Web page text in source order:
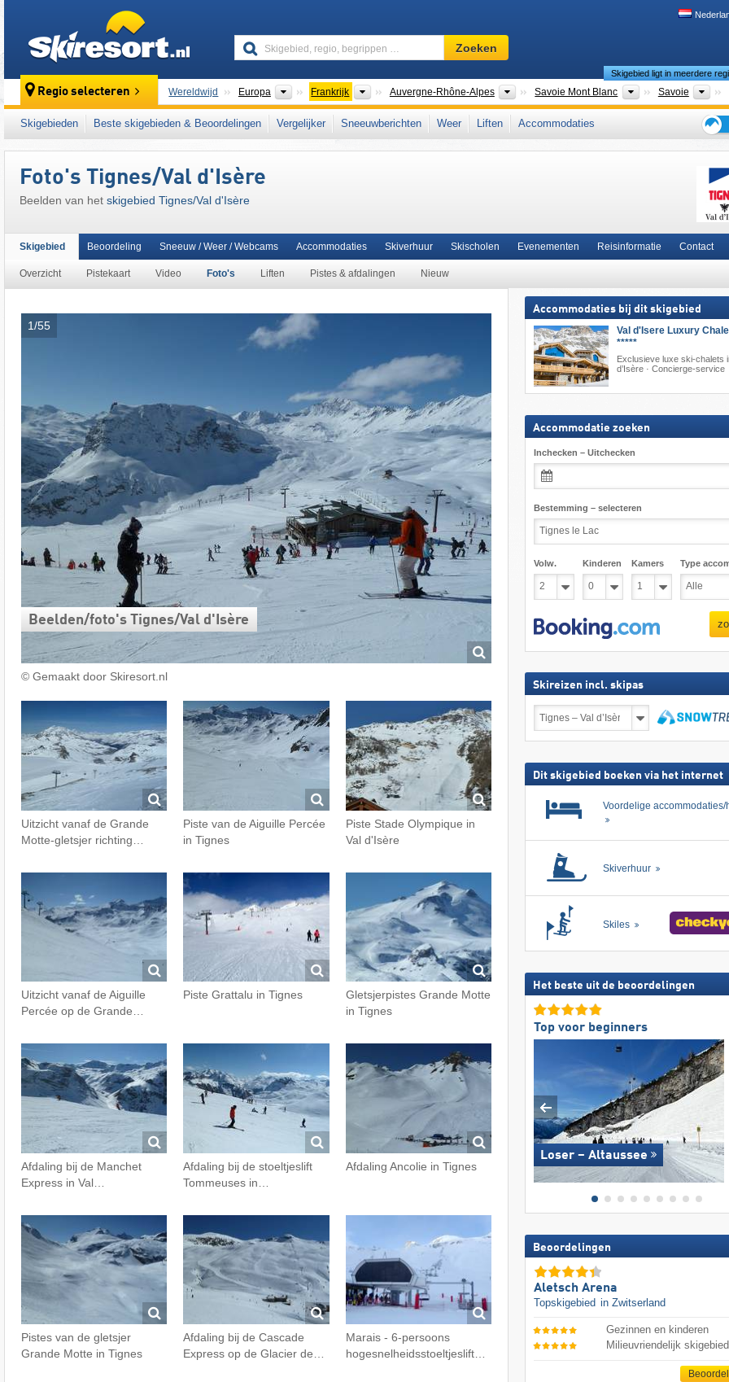
Skigebied,
regio,
…
Zoeken
Regio selecteren Wereldwijd Europa Continenten
Frankrijk LandenAuvergne-Rhône-Alpes Nieuwe regio's
Savoie Mont Blanc Toeristische
Savoie
Skigebied ligt in meerdere
Dit skigebied ligt ook in: dal van de Isère, Vanoise Grajische Alpen noordelijke Franse Alpen Franse Alpen,
Alpen West-Europa
Skigebieden Beste skigebieden & Beoordelingen Vergelijker Sneeuwberichten Weer Liften
Accommodaties
Foto's Tignes/​Val d'Isère
Beelden van het skigebied Tignes/​Val d'Isère
Skigebied
Overzicht Pistekaart Video Foto's Liften Pistes & afdalingen Nieuw
Beoordeling Sneeuw / Weer / Webcams Accommodaties Skiverhuur Skischolen Evenementen Reisinformatie Contact
1/55
Beelden/​foto's Tignes/​Val d'Isère
© Gemaakt door Skiresort.nl
Uitzicht vanaf de Grande
Motte-gletsjer richting…
Piste van de Aiguille Percée
in Tignes
Piste Stade Olympique in
Val d'Isère
Uitzicht vanaf de Aiguille
Percée op de Grande…
Piste Grattalu in Tignes
Gletsjerpistes Grande Motte
in Tignes
Afdaling bij de Manchet
Express in Val…
Afdaling bij de stoeltjeslift
Tommeuses in…
Afdaling Ancolie in Tignes
Pistes van de gletsjer
Grande Motte in Tignes
Afdaling bij de Cascade
Express op de Glacier de…
Marais - 6-persoons
hogesnelheidsstoeltjeslift…
Accommodaties bij dit skigebied
Val d'Isere Luxury
*****
Exclusieve luxe ski-chalets
d’Isère · Concierge-service
Accommodatie zoeken
Inchecken – Uitchecken
Bestemming – selecteren
Volw. Kinderen Kamers Type
Skireizen incl. skipas
incl.
Dit skigebied boeken via het internet
Voordelige accommodaties/
Skiverhuur
Skiles
Het beste uit de beoordelingen
Top voor beginners
Loser – Altaussee
Beoordelingen
Aletsch Arena
Topskigebied in Zwitserland
Gezinnen en kinderen
Milieuvriendelijk skigebied